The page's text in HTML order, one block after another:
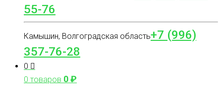
55-76
Камышин, Волгоградская область+7 (996)
357-76-28
0
0 товаров 0₽